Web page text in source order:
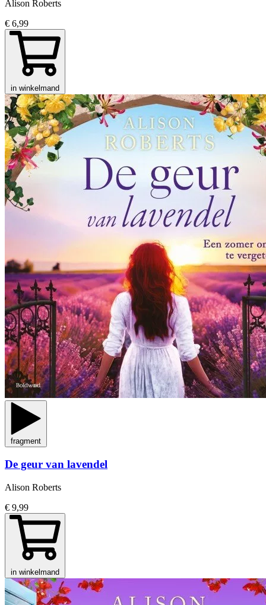
Alison Roberts
€ 6,99
in winkelmand
fragment
De geur van lavendel
Alison Roberts
€ 9,99
in winkelmand